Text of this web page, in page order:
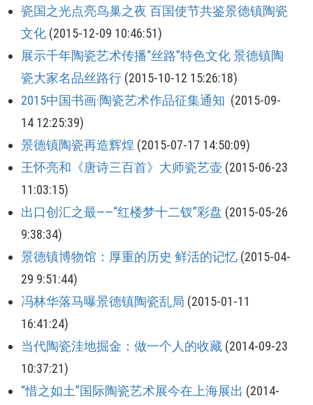
瓷国之光点亮鸟巢之夜 百国使节共鉴景德镇陶瓷
文化 (2015-12-09 10:46:51)
展示千年陶瓷艺术传播“丝路”特色文化 景德镇陶
瓷大家名品丝路行 (2015-10-12 15:26:18)
2015中国书画·陶瓷艺术作品征集通知 (2015-09-
14 12:25:39)
景德镇陶瓷再造辉煌 (2015-07-17 14:50:09)
王怀亮和《唐诗三百首》大师瓷艺壶 (2015-06-23
11:03:15)
出口创汇之最——“红楼梦十二钗”彩盘 (2015-05-26
9:38:34)
景德镇博物馆：厚重的历史 鲜活的记忆 (2015-04-
29 9:51:44)
冯林华落马曝景德镇陶瓷乱局 (2015-01-11
16:41:24)
当代陶瓷洼地掘金：做一个人的收藏 (2014-09-23
10:37:21)
“惜之如土”国际陶瓷艺术展今在上海展出 (2014-